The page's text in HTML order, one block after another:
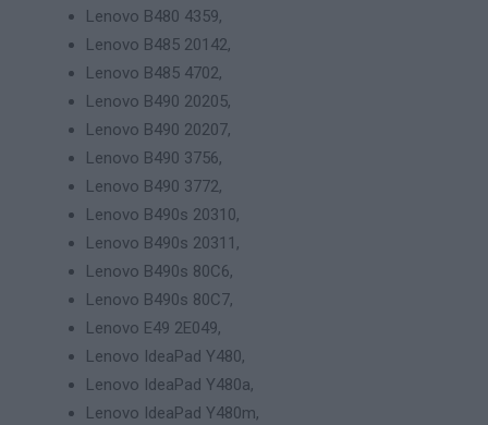
Lenovo B480 4359,
Lenovo B485 20142,
Lenovo B485 4702,
Lenovo B490 20205,
Lenovo B490 20207,
Lenovo B490 3756,
Lenovo B490 3772,
Lenovo B490s 20310,
Lenovo B490s 20311,
Lenovo B490s 80C6,
Lenovo B490s 80C7,
Lenovo E49 2E049,
Lenovo IdeaPad Y480,
Lenovo IdeaPad Y480a,
Lenovo IdeaPad Y480m,